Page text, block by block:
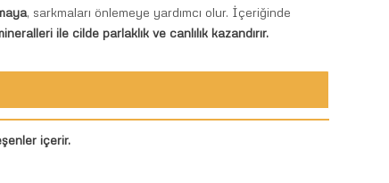
, sarkmaları önlemeye yardımcı olur. İçeriğinde
ile cilde parlaklık ve canlılık kazandırır.
içerir.